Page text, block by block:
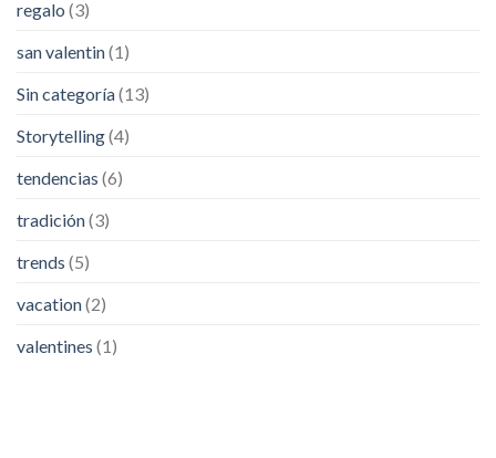
regalo (3)
san valentin(1)
Sin categoría(13)
Storytelling(4)
tendencias (6)
tradición(3)
trends (5)
vacation(2)
valentines (1)